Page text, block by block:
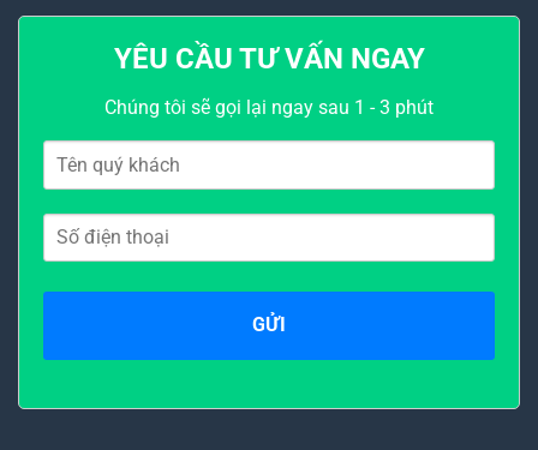
YÊU CẦU TƯ VẤN NGAY
Chúng tôi sẽ gọi lại ngay sau 1 - 3 phút